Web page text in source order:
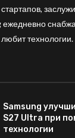
ежедневно
технологии.
Samsung
S27 Ultra при
технологии